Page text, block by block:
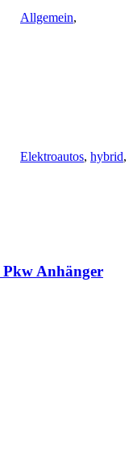
Allgemein,
Elektroautos, hybrid,
Anhänger